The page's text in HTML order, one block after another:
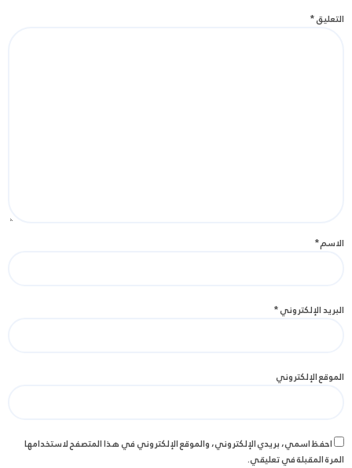
التعليق*
الاسم*
البريد الإلكتروني*
الموقع الإلكتروني
احفظ اسمي، بريدي الإلكتروني، والموقع الإلكتروني في هذا المتصفح لاستخدامها
المرة المقبلة في تعليقي.